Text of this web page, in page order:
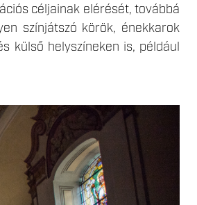
céljainak elérését, továbbá
színjátszó körök, énekkarok
külső helyszíneken is, például